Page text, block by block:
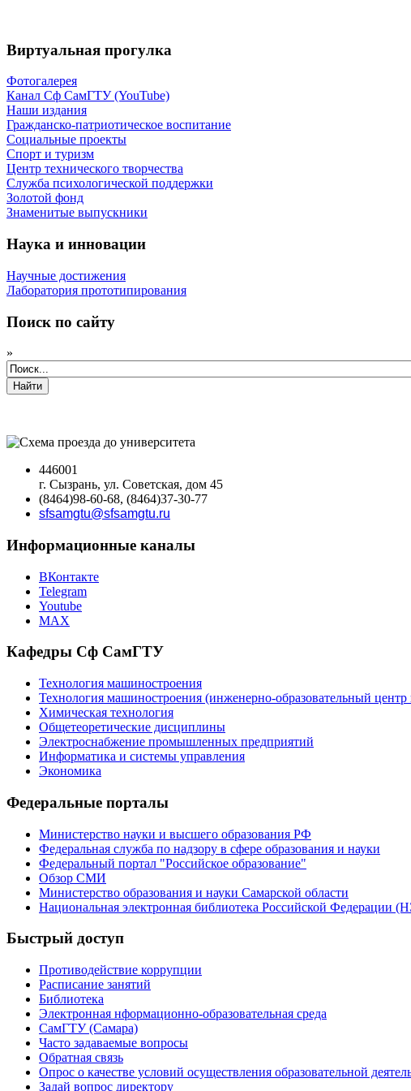
Виртуальная прогулка
Фотогалерея
Канал Сф СамГТУ (YouTube)
Наши издания
Гражданско-патриотическое воспитание
Социальные проекты
Спорт и туризм
Центр технического творчества
Служба психологической поддержки
Золотой фонд
Знаменитые выпускники
Наука и инновации
Научные достижения
Лаборатория прототипирования
Поиск по сайту
»
Найти
446001
г. Сызрань, ул. Советская, дом 45
(8464)98-60-68, (8464)37-30-77
sfsamgtu@sfsamgtu.ru
Информационные каналы
ВКонтакте
Telegram
Youtube
MAX
Кафедры Сф СамГТУ
Технология машиностроения
Технология машиностроения (инженерно-образовательный
Химическая технология
Общетеоретические дисциплины
Электроснабжение промышленных предприятий
Информатика и системы управления
Экономика
Федеральные порталы
Министерство науки и высшего образования РФ
Федеральная служба по надзору в сфере образования и науки
Федеральный портал "Российское образование"
Обзор СМИ
Министерство образования и науки Самарской области
Национальная электронная библиотека Российской Федерации
Быстрый доступ
Противодействие коррупции
Расписание занятий
Библиотека
Электронная нформационно-образовательная среда
СамГТУ (Самара)
Часто задаваемые вопросы
Обратная связь
Опрос о качестве условий осуществления образовательной
Задай вопрос директору